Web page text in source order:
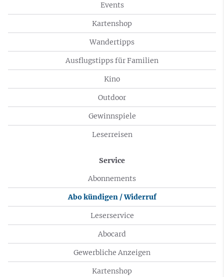
Events
Kartenshop
Wandertipps
Ausflugstipps für Familien
Kino
Outdoor
Gewinnspiele
Leserreisen
Service
Abonnements
Abo kündigen / Widerruf
Leserservice
Abocard
Gewerbliche Anzeigen
Kartenshop